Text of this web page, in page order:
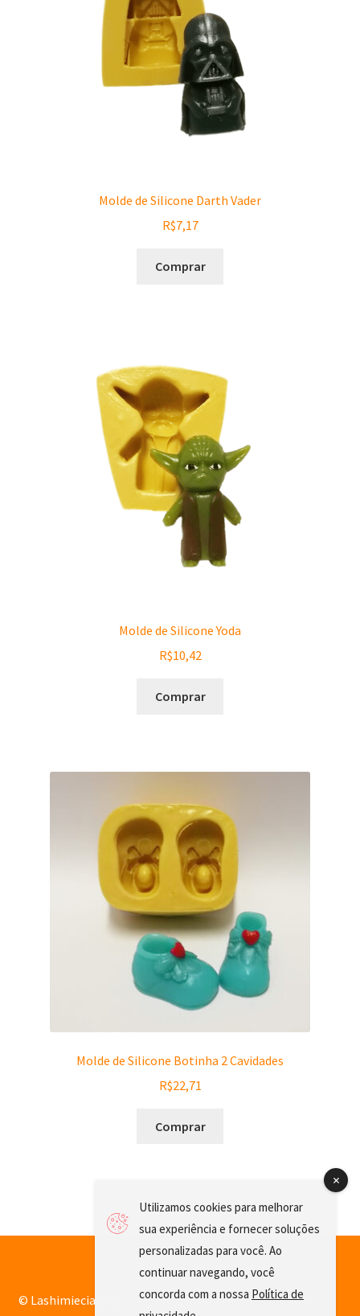
Molde de Silicone Darth Vader
R$7,17
Comprar
Molde de Silicone Yoda
R$10,42
Comprar
Molde de Silicone Botinha 2 Cavidades
R$22,71
Comprar
© Lashimiecia 2026
Utilizamos cookies para melhorar
sua experiência e fornecer soluções
personalizadas para você. Ao
continuar navegando, você
concorda com a nossa Política de